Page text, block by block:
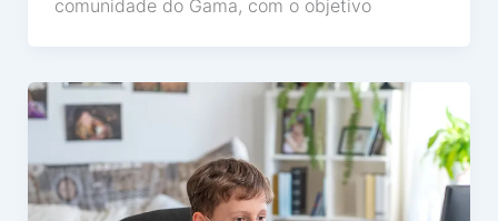
comunidade do Gama, com o objetivo